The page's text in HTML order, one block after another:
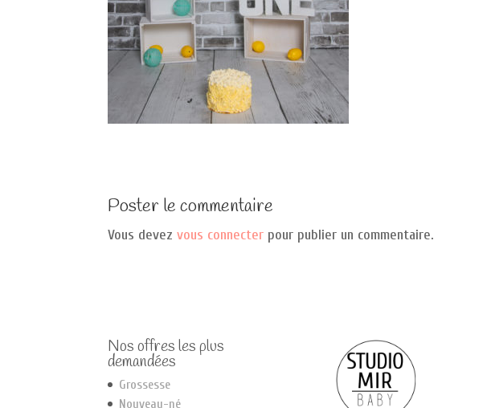
Poster le commentaire
Vous devezvous connecter pour publier un commentaire.
Nos offres les plus
demandées
Grossesse
Nouveau-né